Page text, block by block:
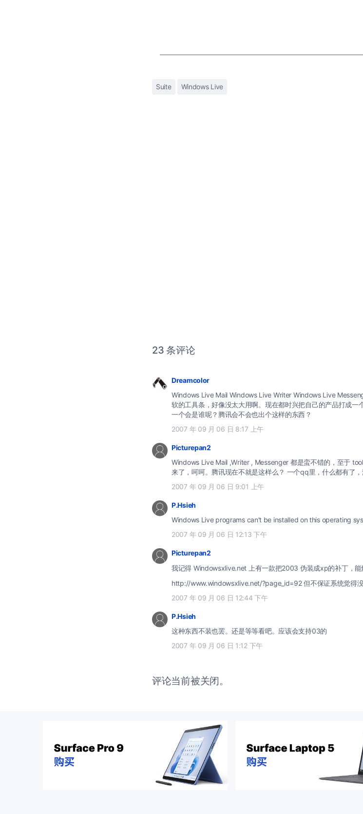
Suite Windows Live
23 条评论
Dreamcolor
Windows Live Mail Windows Live Writer Windows Live Messenger (8.5) 这三个正在用。感觉还可以。至于微
软的工具条，好像没太大用啊。现在都时兴把自己的产品打成一个包一起发布吗？
一个会是谁呢？腾讯会不会也出个这样的东西？
2007 年 09 月 06 日 8:17 上午
Picturepan2
Windows Live Mail ,Writer , Messenger 都是蛮不错的，至于
来了，呵呵。腾讯现在不就是这样么？ 一个qq里，什么都有了
2007 年 09 月 06 日 9:01 上午
P.Hsieh
2007 年 09 月 06 日 12:13 下午
Picturepan2
我记得 Windowsxlive.net 上有一款把2003 伪装成xp的补丁，能
http://www.windowsxlive.net/?page_id=92 但不保证系统觉得没
2007 年 09 月 06 日 12:44 下午
P.Hsieh
这种东西不装也罢。还是等等看吧。应该会支持03的
2007 年 09 月 06 日 1:12 下午
评论当前被关闭。